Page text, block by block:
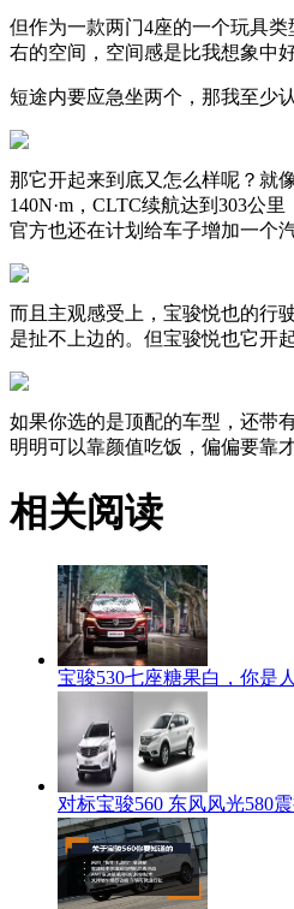
但作为一款两门4座的一个玩具
右的空间，空间感是比我想象中
短途内要应急坐两个，那我至少
那它开起来到底又怎么样呢？就
140N·m，CLTC续航达到303公
官方也还在计划给车子增加一个
而且主观感受上，宝骏悦也的行
是扯不上边的。但宝骏悦也它开
如果你选的是顶配的车型，还带
明明可以靠颜值吃饭，偏偏要靠
相关阅读
宝骏530七座糖果白，你是
对标宝骏560 东风风光580